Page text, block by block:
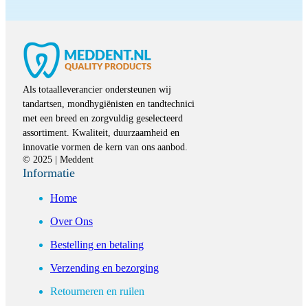
Als totaalleverancier ondersteunen wij
tandartsen, mondhygiënisten en tandtechnici
met een breed en zorgvuldig geselecteerd
assortiment. Kwaliteit, duurzaamheid en
innovatie vormen de kern van ons aanbod.
© 2025 | Meddent
Informatie
Home
Over Ons
Bestelling en betaling
Verzending en bezorging
Retourneren en ruilen